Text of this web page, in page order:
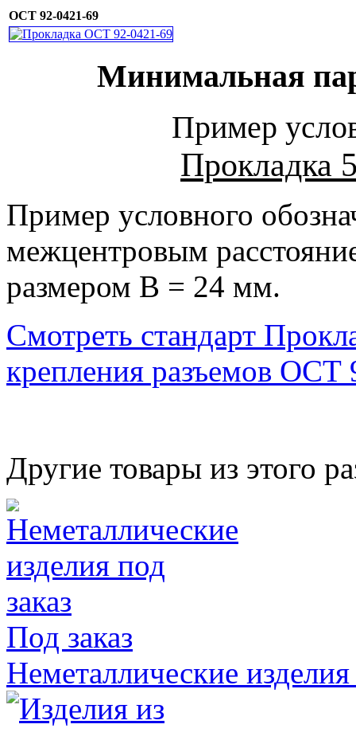
ОСТ 92-0421-69
Минимальная
Пример
Прокладка
Пример условного
межцентровым
размером В = 24 мм.
Смотреть стандарт
крепления разъемов ОСТ
Другие товары из этого
Под заказ
Неметаллические изделия